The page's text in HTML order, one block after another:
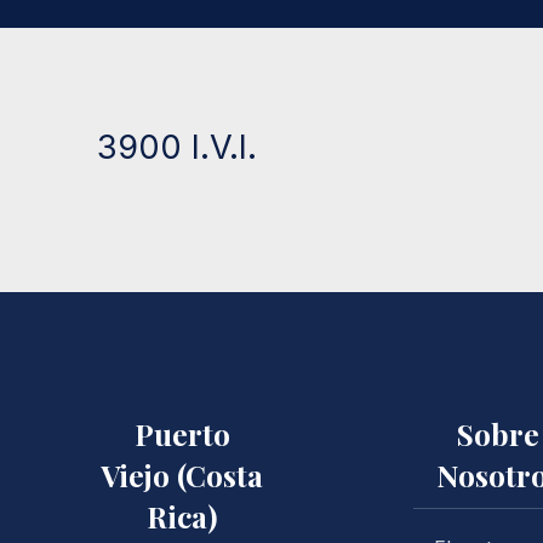
3900 I.V.I.
Puerto
Viejo (Costa
Rica)
Sobre